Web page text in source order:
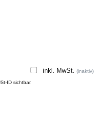
inkl. MwSt. (inaktiv)
ID sichtbar.